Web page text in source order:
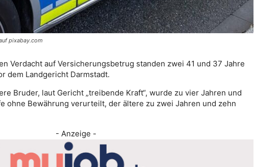
pixabay.com
Verdacht auf Versicherungsbetrug standen zwei 41 und 37 Jahre
dem Landgericht Darmstadt.
Bruder, laut Gericht „treibende Kraft“, wurde zu vier Jahren und
ohne Bewährung verurteilt, der ältere zu zwei Jahren und zehn
- Anzeige -